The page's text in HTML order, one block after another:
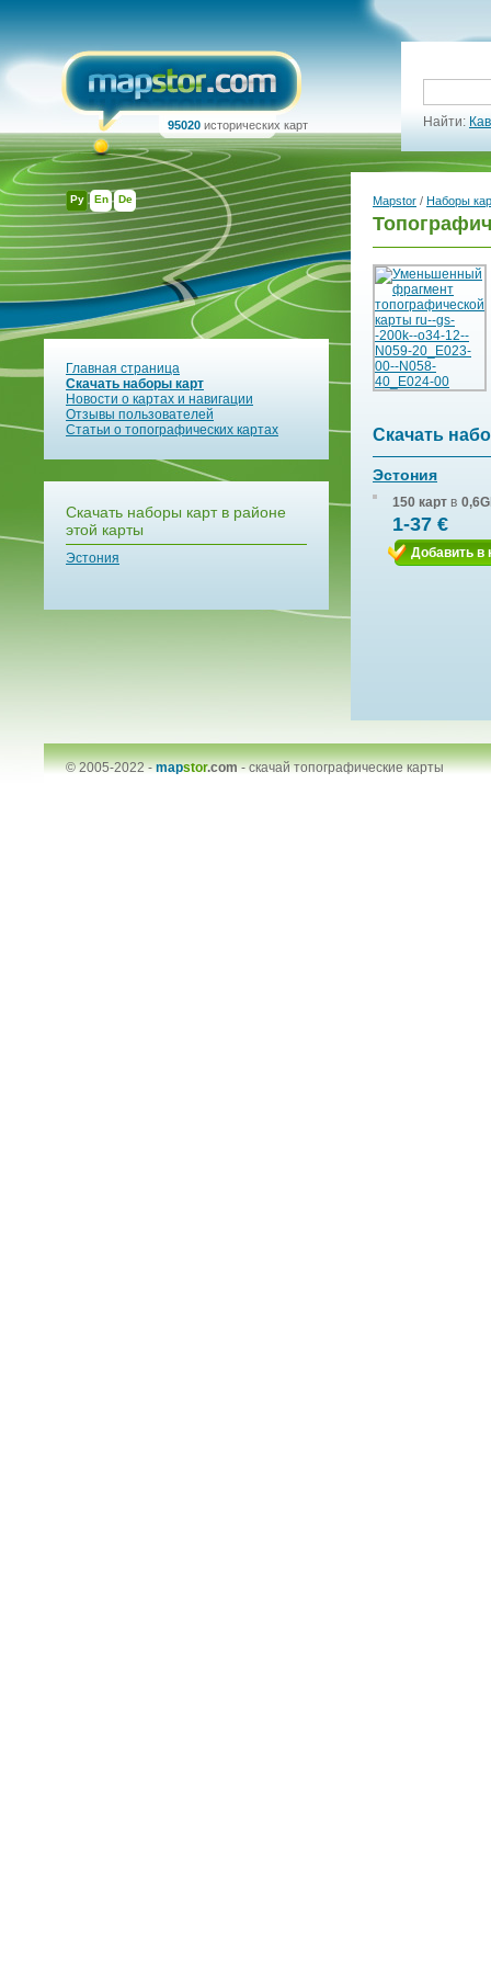
Ру En De
95020 исторических карт Найти:
Главная страница
Скачать наборы карт
Новости о картах и навигации
Отзывы пользователей
Статьи о топографических картах
Скачать наборы карт в районе
этой карты
Эстония
Mapstor / Наборы
Скачать
Эстония
150 карт в
1-37 €
Добавить в
© 2005-2022 -mapstor.com-скачай топографические карты